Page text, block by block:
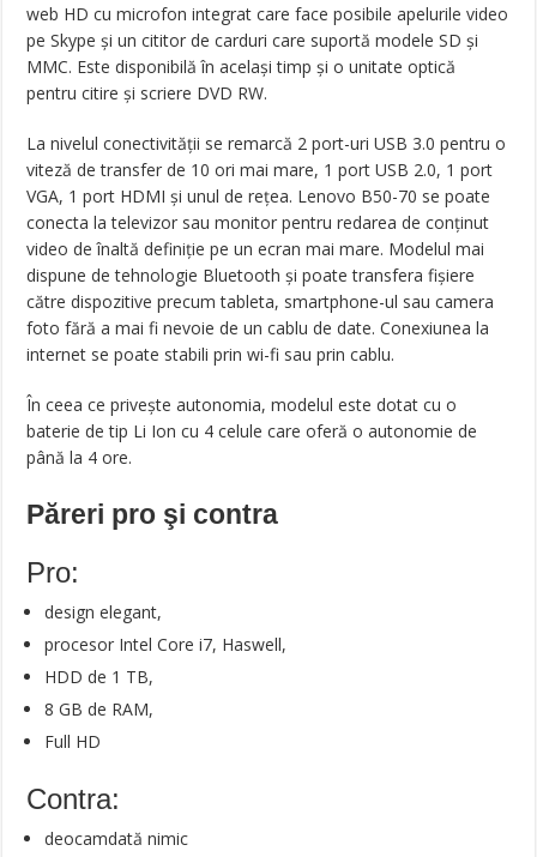
web HD cu microfon integrat care face posibile apelurile video
pe Skype și un cititor de carduri care suportă modele SD și
MMC. Este disponibilă în același timp și o unitate optică
pentru citire și scriere DVD RW.
La nivelul conectivității se remarcă 2 port-uri USB 3.0 pentru o
viteză de transfer de 10 ori mai mare, 1 port USB 2.0, 1 port
VGA, 1 port HDMI și unul de rețea. Lenovo B50-70 se poate
conecta la televizor sau monitor pentru redarea de conținut
video de înaltă definiție pe un ecran mai mare. Modelul mai
dispune de tehnologie Bluetooth și poate transfera fișiere
către dispozitive precum tableta, smartphone-ul sau camera
foto fără a mai fi nevoie de un cablu de date. Conexiunea la
internet se poate stabili prin wi-fi sau prin cablu.
În ceea ce privește autonomia, modelul este dotat cu o
baterie de tip Li Ion cu 4 celule care oferă o autonomie de
până la 4 ore.
Păreri pro şi contra
Pro:
design elegant,
procesor Intel Core i7, Haswell,
HDD de 1 TB,
8 GB de RAM,
Full HD
Contra:
deocamdată nimic